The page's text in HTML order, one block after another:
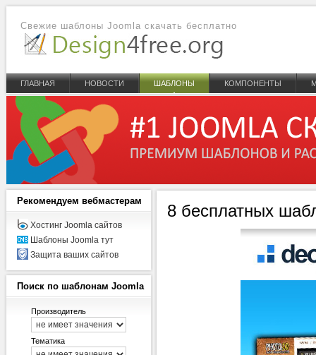
Свежие шаблоны Joomla скачать бесплатно
ГЛАВНАЯ НОВОСТИ ШАБЛОНЫ КОМПОНЕНТЫ
8 бесплатных
Рекомендуем вебмастерам
Хостинг Joomla сайтов
Шаблоны Joomla тут
Защита ваших сайтов
Поиск по шаблонам Joomla
Производитель
Тематика